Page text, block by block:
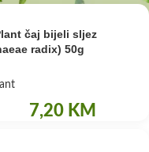
čaj bijeli sljez
radix) 50g
7,20 KM